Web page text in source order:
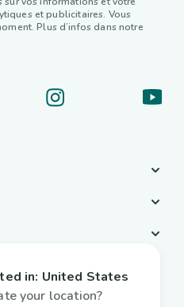
et publicitaires. Vous
Plus d’infos dans notre
in: United States
your location?